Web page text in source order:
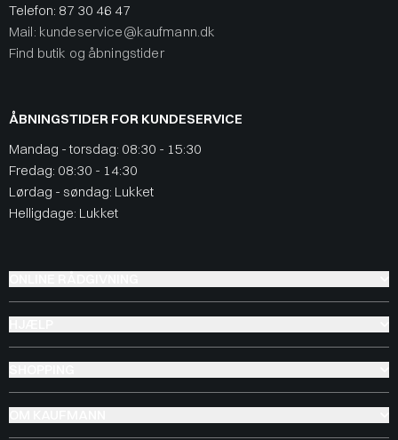
Telefon: 87 30 46 47
Mail: kundeservice@kaufmann.dk
Find butik og åbningstider
ÅBNINGSTIDER FOR KUNDESERVICE
Mandag - torsdag: 08:30 - 15:30
Fredag: 08:30 - 14:30
Lørdag - søndag: Lukket
Helligdage: Lukket